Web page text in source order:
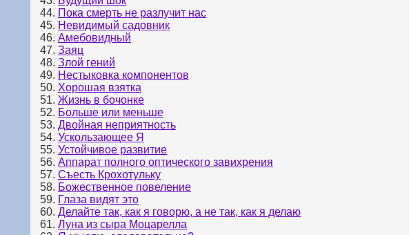
44. Пока смерть не разлучит нас
45. Невидимый садовник
46. Амебовидный
47. Заяц
48. Злой гений
49. Нестыковка компонентов
50. Хорошая взятка
51. Жизнь в бочонке
52. Больше или меньше
53. Двойная неприятность
54. Ускользающее Я
55. Устойчивое развитие
56. Аппарат полного оптического завихрения
57. Съесть Крохотульку
58. Божественное повеление
59. Глаза видят это
60. Делайте так, как я говорю, а не так, как я делаю
61. Луна из сыра Моцарелла